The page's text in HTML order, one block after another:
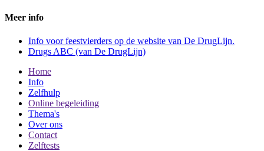
Meer info
Info voor feestvierders op de website van De DrugLijn.
Drugs ABC (van De DrugLijn)
Home
Info
Zelfhulp
Online begeleiding
Thema's
Over ons
Contact
Zelftests